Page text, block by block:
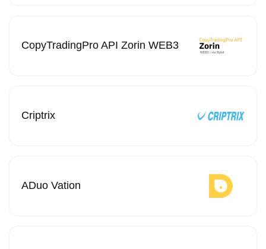
CopyTradingPro API Zorin WEB3
Criptrix
ADuo Vation